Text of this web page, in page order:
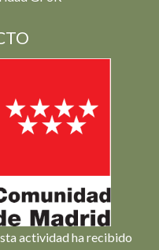
actividad ha recibido